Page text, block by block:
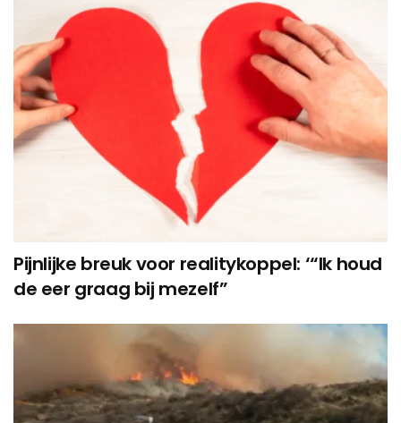
Pijnlijke breuk voor realitykoppel: ‘“Ik houd
de eer graag bij mezelf”